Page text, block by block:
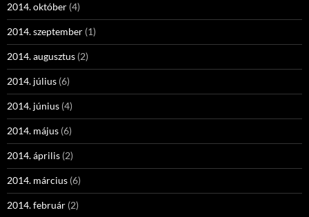
2014. október (4)
2014. szeptember (1)
2014. augusztus (2)
2014. július (6)
2014. június (4)
2014. május (6)
2014. április (2)
2014. március (6)
2014. február (2)